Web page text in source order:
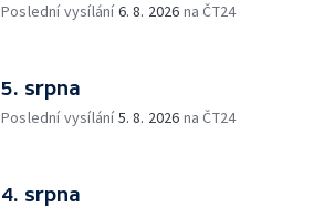
Poslední vysílání6. 8. 2026 na ČT24
5. srpna
Poslední vysílání5. 8. 2026 na ČT24
4. srpna